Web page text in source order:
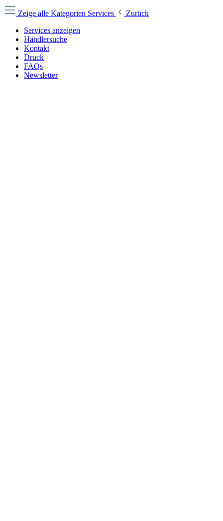
Zeige alle Kategorien Services
Zurück
Services anzeigen
Händlersuche
Kontakt
Druck
FAQs
Newsletter